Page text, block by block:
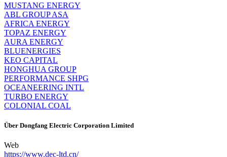
MUSTANG ENERGY
ABL GROUP ASA
AFRICA ENERGY
TOPAZ ENERGY
AURA ENERGY
BLUENERGIES
KEO CAPITAL
HONGHUA GROUP
PERFORMANCE SHPG
OCEANEERING INTL
TURBO ENERGY
COLONIAL COAL
Über Dongfang Electric Corporation Limited
Web
https://www.dec-ltd.cn/